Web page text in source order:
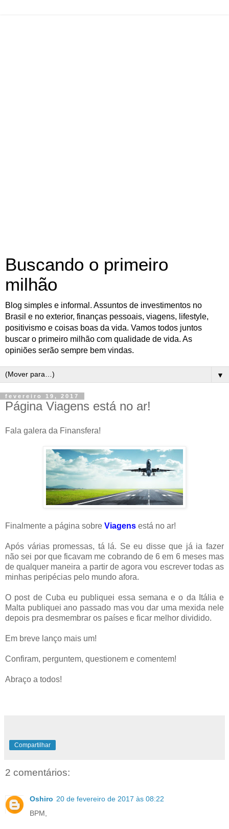
Buscando o primeiro
milhão
Blog simples e informal. Assuntos de investimentos no
Brasil e no exterior, finanças pessoais, viagens, lifestyle,
positivismo e coisas boas da vida. Vamos todos juntos
buscar o primeiro milhão com qualidade de vida. As
opiniões serão sempre bem vindas.
▼
fevereiro 19, 2017
Página Viagens está no ar!
Fala galera da Finansfera!
Finalmente a página sobre Viagens está no ar!
Após várias promessas, tá lá. Se eu disse que já ia fazer
não sei por que ficavam me cobrando de 6 em 6 meses mas
de qualquer maneira a partir de agora vou escrever todas as
minhas peripécias pelo mundo afora.
O post de Cuba eu publiquei essa semana e o da Itália e
Malta publiquei ano passado mas vou dar uma mexida nele
depois pra desmembrar os países e ficar melhor dividido.
Em breve lanço mais um!
Confiram, perguntem, questionem e comentem!
Abraço a todos!
Compartilhar
2 comentários:
Oshiro 20 de fevereiro de 2017 às 08:22
BPM,